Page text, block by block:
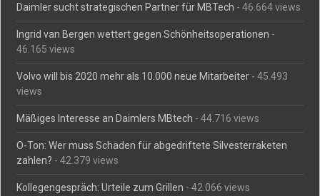
Daimler sucht strategischen Partner für MBTech - 46.664 views
Ingrid van Bergen wettert gegen Schönheitsoperationen -
46.165 views
Volvo will bis 2020 mehr als 10.000 neue Mitarbeiter - 45.493
views
Mäßiges Interesse an Daimlers MBtech - 44.716 views
O-Ton: Wer muss Schaden für abgedriftete Silvesterraketen
zahlen? - 42.379 views
Kollegengespräch: Urteile zum Grillen - 42.066 views